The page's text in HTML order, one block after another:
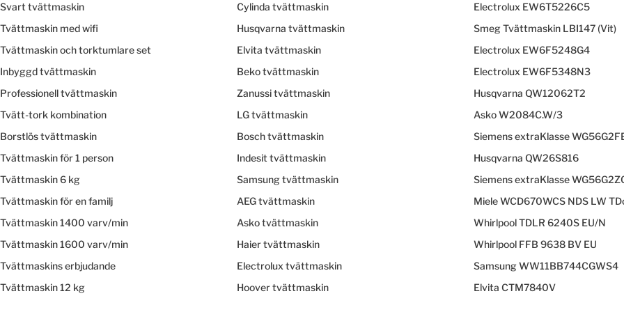
Svart tvättmaskin
Tvättmaskin med wifi
Tvättmaskin och torktumlare set
Inbyggd tvättmaskin
Professionell tvättmaskin
Tvätt-tork kombination
Borstlös tvättmaskin
Tvättmaskin för 1 person
Tvättmaskin 6 kg
Tvättmaskin för en familj
Tvättmaskin 1400 varv/min
Tvättmaskin 1600 varv/min
Tvättmaskins erbjudande
Tvättmaskin 12 kg
Cylinda tvättmaskin
Husqvarna tvättmaskin
Elvita tvättmaskin
Beko tvättmaskin
Zanussi tvättmaskin
LG tvättmaskin
Bosch tvättmaskin
Indesit tvättmaskin
Samsung tvättmaskin
AEG tvättmaskin
Asko tvättmaskin
Haier tvättmaskin
Electrolux tvättmaskin
Hoover tvättmaskin
Electrolux EW6T5226C5
Smeg Tvättmaskin LBI147 (Vit)
Electrolux EW6F5248G4
Electrolux EW6F5348N3
Husqvarna QW12062T2
Asko W2084C.W/3
Siemens extraKlasse
Husqvarna QW26S816
Siemens extraKlasse
Miele WCD670WCS NDS LW
Whirlpool TDLR 6240S EU/N
Whirlpool FFB 9638 BV EU
Samsung WW11BB744CGWS4
Elvita CTM7840V